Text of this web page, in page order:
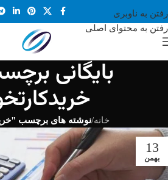
رفتن به ناوبری
رفتن به محتوای اصلی
بایگانی
خانه/نوشته های برچسب
13
بهمن